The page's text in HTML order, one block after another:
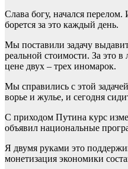
Слава богу, начался
борется за это каждый день.
Мы поставили задачу
реальной стоимости. За это
цене двух – трех иномарок.
Мы справились с этой
ворье и жулье, и сегодня
С приходом Путина курс
объявил национальные
Я двумя руками это
монетизация экономики